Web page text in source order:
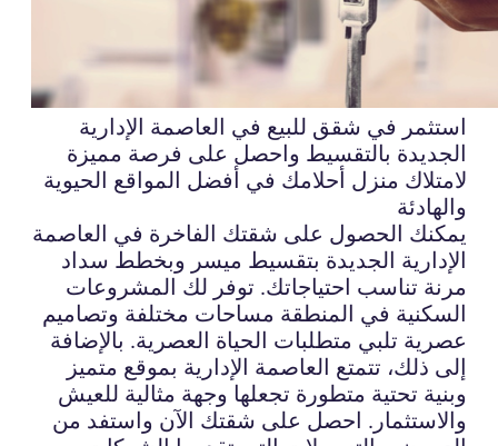
استثمر في شقق للبيع في العاصمة الإدارية
الجديدة بالتقسيط واحصل على فرصة مميزة
لامتلاك منزل أحلامك في أفضل المواقع الحيوية
والهادئة
يمكنك الحصول على شقتك الفاخرة في العاصمة
الإدارية الجديدة بتقسيط ميسر وبخطط سداد
مرنة تناسب احتياجاتك. توفر لك المشروعات
السكنية في المنطقة مساحات مختلفة وتصاميم
عصرية تلبي متطلبات الحياة العصرية. بالإضافة
إلى ذلك، تتمتع العاصمة الإدارية بموقع متميز
وبنية تحتية متطورة تجعلها وجهة مثالية للعيش
والاستثمار. احصل على شقتك الآن واستفد من